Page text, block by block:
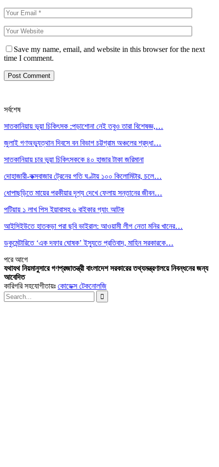
Save my name, email, and website in this browser for the next
time I comment.
সর্বশেষ
সাতকানিয়ায় ভূয়া চিকিৎসক :পড়াশোনা নেই তবুও তারা বিশেষজ্ঞ,…
জুলাই গণঅভ্যুত্থান দিবসে বন বিভাগ চট্টগ্রাম অঞ্চলের শ্রদ্ধা…
সাতকানিয়ায় চার ভুয়া চিকিৎসককে ৪০ হাজার টাকা জরিমানা
দোহাজারী-কক্সবাজার ট্রেনের গতি ঘণ্টায় ১০০ কিলোমিটার, চলে…
ধোপাছড়িতে মায়ের পরকীয়ার দৃশ্য দেখে ফেলায় সন্তানের জীবন…
পটিয়ায় ১ লাখ পিস ইয়াবাসহ ৬ বাইকার গ্যাং আটক
আইসিইউতে হাতকড়া পরা ছবি ভাইরাল: আওয়ামী লীগ নেতা মনির খানের…
ডকুমেন্টারিতে ‘এক দফার ঘোষক’ ইস্যুতে প্রতিবাদ, মাহিন সরকারকে…
পরেআগে
যথাযথ নিয়মানুসারে গণপ্রজাতন্ত্রী বাংলাদেশ সরকারের তথ্যমন্ত্রণালয়ে নিবন্ধনের জন্য
আবেদিত
কারিগরি সহযোগীতায়ঃ কোডেক্স টেকনোলজি